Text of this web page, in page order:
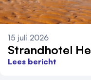
15 juli 2026
Strandhotel
Lees bericht